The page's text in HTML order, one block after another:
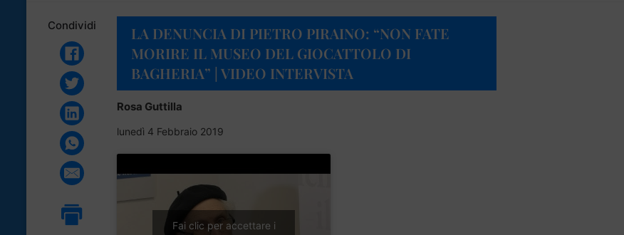
Condividi
LA DENUNCIA DI PIETRO PIRAINO: “NON FATE
MORIRE IL MUSEO DEL GIOCATTOLO DI
BAGHERIA” | VIDEO INTERVISTA
Rosa Guttilla
lunedì 4 Febbraio 2019
Fai clic per accettare i